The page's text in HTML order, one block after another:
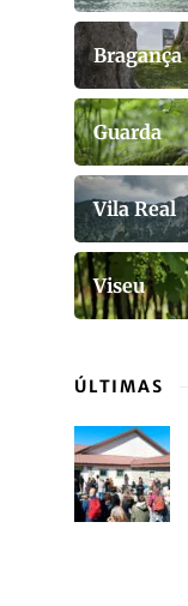
Bragança
Guarda
Vila Real
Viseu
ÚLTIMAS